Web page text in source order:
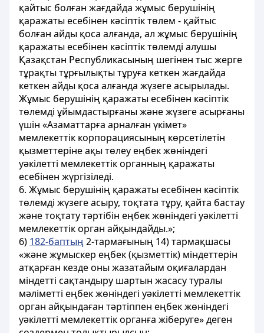
қайтыс болған жағдайда жұмыс берушінің
қаражаты есебінен кәсіптік төлем - қайтыс
болған айды қоса алғанда, ал жұмыс берушінің
қаражаты есебінен кәсіптік төлемді алушы
Қазақстан Республикасының шегінен тыс жерге
тұрақты тұрғылықты тұруға кеткен жағдайда
кеткен айды қоса алғанда жүзеге асырылады.
Жұмыс берушінің қаражаты есебінен кәсіптік
төлемді ұйымдастырғаны және жүзеге асырғаны
үшін «Азаматтарға арналған үкімет»
мемлекеттік корпорациясының көрсетілетін
қызметтеріне ақы төлеу еңбек жөніндегі
уәкілетті мемлекеттік органның қаражаты
есебінен жүргізіледі.
6. Жұмыс берушінің қаражаты есебінен кәсіптік
төлемді жүзеге асыру, тоқтата тұру, қайта бастау
және тоқтату тәртібін еңбек жөніндегі уәкілетті
мемлекеттік орган айқындайды.»;
6) 182-баптың 2-тармағының 14) тармақшасы
«және жұмыскер еңбек (қызметтік) міндеттерін
атқарған кезде оны жазатайым оқиғалардан
міндетті сақтандыру шартын жасасу туралы
мәліметті еңбек жөніндегі уәкілетті мемлекеттік
орган айқындаған тәртіппен еңбек жөніндегі
уәкілетті мемлекеттік органға жіберуге» деген